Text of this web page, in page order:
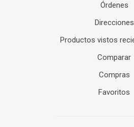
Órdenes
Direcciones
Productos vistos
Comparar
Compras
Favoritos